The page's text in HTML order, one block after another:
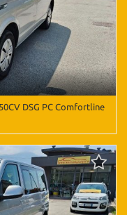
• Specchietti laterali
9 posti
DSG PC Comfortline
metallizzato • 5
• Airbag testa
• Autoradio digitale •
• Climatizzatore •
anteriori •